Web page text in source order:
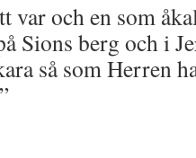
var och en som
Sions berg och i
så som Herren